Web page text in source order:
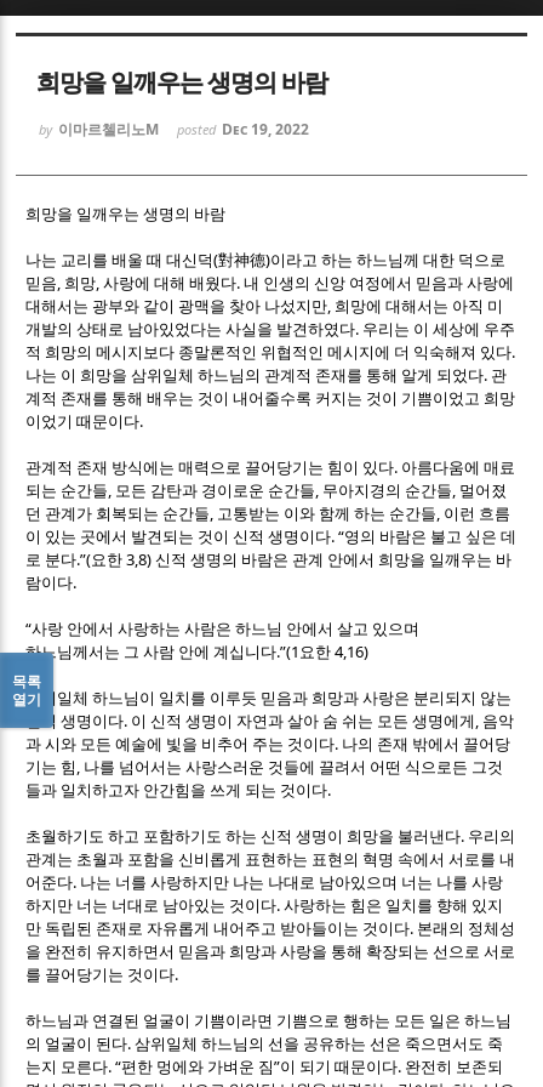
희망을 일깨우는 생명의 바람
by 이마르첼리노M posted Dec 19, 2022
희망을 일깨우는 생명의 바람
나는 교리를 배울 때 대신덕(對神德)이라고 하는 하느님께 대한 덕으로
믿음, 희망,사랑에 대해 배웠다.내 인생의 신앙 여정에서 믿음과 사랑에
대해서는 광부와 같이 광맥을 찾아 나섰지만, 희망에 대해서는 아직 미
개발의 상태로 남아있었다는 사실을 발견하였다. 우리는 이 세상에 우주
적 희망의 메시지보다 종말론적인 위협적인 메시지에 더 익숙해져 있다.
나는 이 희망을 삼위일체 하느님의 관계적 존재를 통해 알게 되었다. 관
계적 존재를 통해 배우는 것이 내어줄수록 커지는 것이 기쁨이었고 희망
이었기 때문이다.
관계적 존재 방식에는 매력으로 끌어당기는 힘이 있다. 아름다움에 매료
되는 순간들, 모든 감탄과 경이로운 순간들, 무아지경의 순간들, 멀어졌
던 관계가 회복되는 순간들, 고통받는 이와 함께 하는 순간들, 이런 흐름
이 있는 곳에서 발견되는 것이 신적 생명이다. “영의 바람은 불고 싶은 데
로 분다.”(요한3,8)신적 생명의 바람은 관계 안에서 희망을 일깨우는 바
람이다.
“사랑 안에서 사랑하는 사람은 하느님 안에서 살고 있으며
하느님께서는 그 사람 안에 계십니다.”(1 요한4,16)
삼위일체 하느님이 일치를 이루듯 믿음과 희망과 사랑은 분리되지 않는
신적 생명이다. 이 신적 생명이 자연과 살아 숨 쉬는 모든 생명에게 , 음악
과 시와 모든 예술에 빛을 비추어 주는 것이다. 나의 존재 밖에서 끌어당
기는 힘 , 나를 넘어서는 사랑스러운 것들에 끌려서 어떤 식으로든 그것
들과 일치하고자 안간힘을 쓰게 되는 것이다.
초월하기도 하고 포함하기도 하는 신적 생명이 희망을 불러낸다. 우리의
관계는 초월과 포함을 신비롭게 표현하는 표현의 혁명 속에서 서로를 내
어준다. 나는 너를 사랑하지만 나는 나대로 남아있으며 너는 나를 사랑
하지만 너는 너대로 남아있는 것이다.사랑하는 힘은 일치를 향해 있지
만 독립된 존재로 자유롭게 내어주고 받아들이는 것이다. 본래의 정체성
을 완전히 유지하면서 믿음과 희망과 사랑을 통해 확장되는 선으로 서로
를 끌어당기는 것이다.
하느님과 연결된 얼굴이 기쁨이라면 기쁨으로 행하는 모든 일은 하느님
의 얼굴이 된다.삼위일체 하느님의 선을 공유하는 선은 죽으면서도 죽
는지 모른다. “편한 멍에와 가벼운 짐”이 되기 때문이다. 완전히 보존되
목록
열기
Sketchbook5, 스케치북5
Sketchbook5, 스케치북5
Sketchbook5, 스케치북5
Sketchbook5, 스케치북5